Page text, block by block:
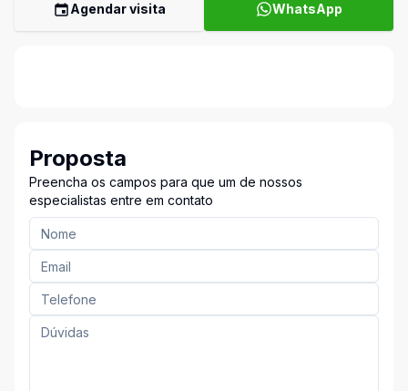
Agendar visita WhatsApp
Proposta
Preencha os campos para que um de nossos
especialistas entre em contato